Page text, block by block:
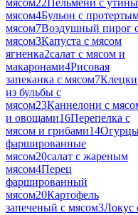
мясом22Пельмени с
мясом4Бульон с
мясом7Воздушный пирог
мясом3Капуста с мясом
ягненка2салат с мясом и
макаронами4Рисовая
запеканка с мясом7Клецки
из бульбы с
мясом23Каннелони с
и овощами16Перепелка с
мясом и грибами14
фаршированные
мясом20салат с жареным
мясом4Перец
фаршированный
мясом20Картофель
запеченый с мясом3Локус